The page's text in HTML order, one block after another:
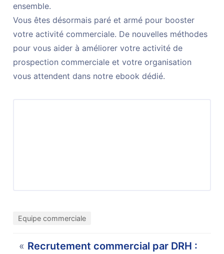
ensemble.
Vous êtes désormais paré et armé pour booster
votre activité commerciale. De nouvelles méthodes
pour vous aider à améliorer votre activité de
prospection commerciale et votre organisation
vous attendent dans notre ebook dédié.
Equipe commerciale
« Recrutement commercial par DRH :